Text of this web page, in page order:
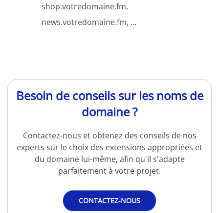
shop.votredomaine.fm,
news.votredomaine.fm, ...
Besoin de conseils sur les noms de
domaine ?
Contactez-nous et obtenez des conseils de nos
experts sur le choix des extensions appropriées et
du domaine lui-même, afin qu'il s'adapte
parfaitement à votre projet.
CONTACTEZ-NOUS